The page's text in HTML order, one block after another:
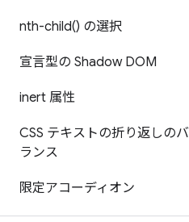
nth-child() の選択
宣言型の Shadow DOM
inert 属性
CSS テキストの折り返しのバ
ランス
限定アコーディオン